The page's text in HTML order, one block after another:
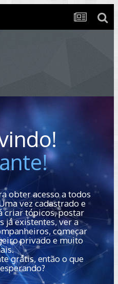
obter acesso a todos
vez cadastrado e
criar tópicos, postar
já existentes, ver a
começar
privado e muito
grátis, então o que